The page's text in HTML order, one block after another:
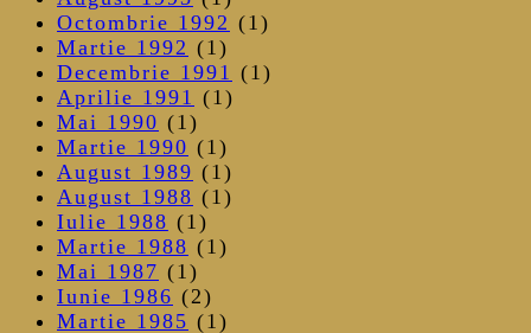
Octombrie 1992 (1)
Martie 1992 (1)
Decembrie 1991 (1)
Aprilie 1991 (1)
Mai 1990 (1)
Martie 1990 (1)
August 1989 (1)
August 1988 (1)
Iulie 1988 (1)
Martie 1988 (1)
Mai 1987 (1)
Iunie 1986 (2)
Martie 1985 (1)